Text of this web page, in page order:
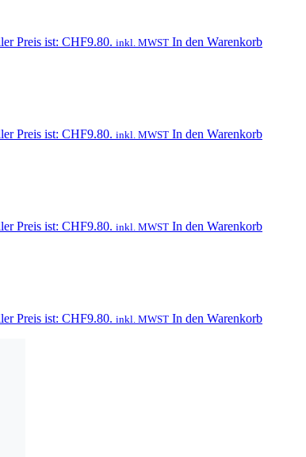
Preis ist: CHF9.80. inkl. MWST In den Warenkorb
Preis ist: CHF9.80. inkl. MWST In den Warenkorb
Preis ist: CHF9.80. inkl. MWST In den Warenkorb
Preis ist: CHF9.80. inkl. MWST In den Warenkorb